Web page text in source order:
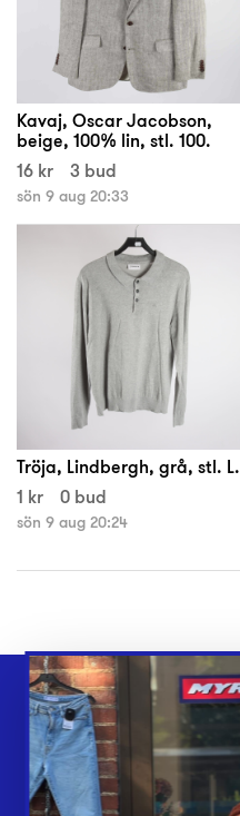
Kavaj, Oscar Jacobson,
beige, 100% lin, stl. 100.
16 kr
3 bud
sön 9 aug 20:33
Tröja, Lindbergh, grå, stl. L.
1 kr
0 bud
sön 9 aug 20:24
Webbshop
Butiker
Lämna in